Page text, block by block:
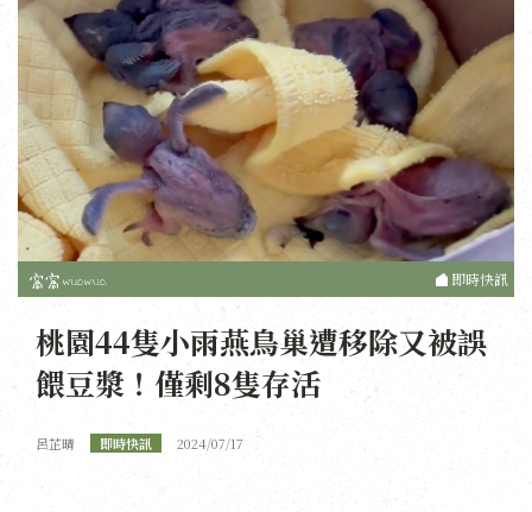
即時快訊
桃園44隻小雨燕鳥巢遭移除又被誤
餵豆漿！僅剩8隻存活
呂芷晴 即時快訊 2024/07/17